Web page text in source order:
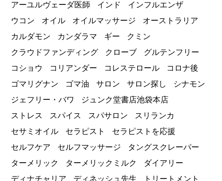
アーユルヴェーダ医師
インド
インフルエンザ
ウコン
オイル オイルマッサージ
オーストラリア
カルダモン
カンダラマ ギー
クミン
クラウドファンディング
クローブ
グルテンフリー
コショウ
コリアンダー コレステロール
コロナ後
ゴマリグナン
ゴマ油 サロン サロン探し
シナモン
ジェフリー・バワ
ジュンク堂書店池袋本店
ストレス
スパイス スパサロン
スリランカ
セサミオイル
セラピスト
セラピストを応援
セルフケア
セルフマッサージ
タングスクレーパー
ターメリック
ターメリックミルク
ダイアリー
ディナチャリア
ディネッシュ先生
トリートメント